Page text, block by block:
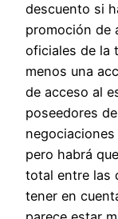
descuento si
promoción de
oficiales de la
menos una
de acceso al
poseedores
pero habrá
total entre las
tener en